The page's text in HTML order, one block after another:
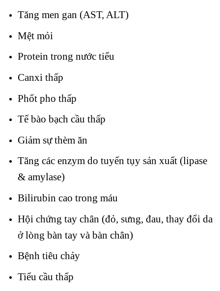
Tăng men gan (AST, ALT)
Mệt mỏi
Protein trong nước tiểu
Canxi thấp
Phốt pho thấp
Tế bào bạch cầu thấp
Giảm sự thèm ăn
Tăng các enzym do tuyến tụy sản xuất (lipase
& amylase)
Bilirubin cao trong máu
Hội chứng tay chân (đỏ, sưng, đau, thay đổi da
ở lòng bàn tay và bàn chân)
Bệnh tiêu chảy
Tiểu cầu thấp